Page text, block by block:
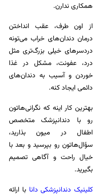
همکاری ندارن.
از اون طرف، عقب انداختن
درمان دندان‌های خراب می‌تونه
دردسرهای خیلی بزرگ‌تری مثل
درد، عفونت، مشکل در غذا
خوردن و آسیب به دندان‌های
دائمی ایجاد کنه.
بهترین کار اینه که نگرانی‌هاتون
رو با دندانپزشک متخصص
اطفال در میون بذارید،
سؤال‌هاتون رو بپرسید و بعد با
خیال راحت و آگاهی تصمیم
بگیرید.
کلینیک دندانپزشکی دانا با ارائه